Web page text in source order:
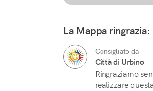
La Mappa ringrazia:
Consigliato da
Città di Urbino
Ringraziamo
realizzare